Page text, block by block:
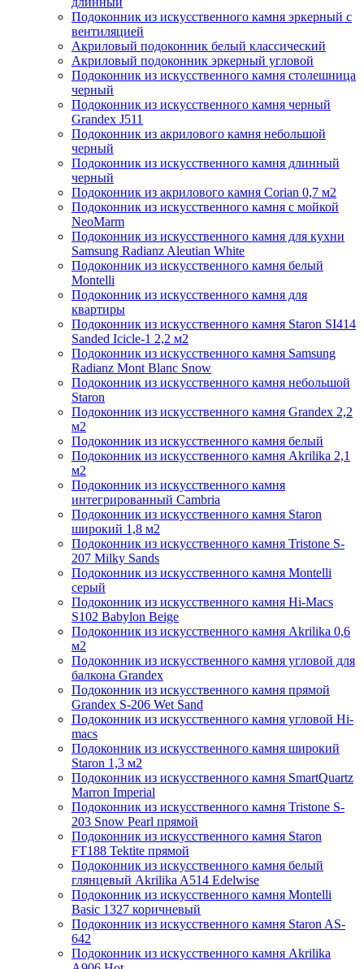
Подоконник из искусственного камня эркерный с
вентиляцией
Акриловый подоконник белый классический
Акриловый подоконник эркерный угловой
Подоконник из искусственного камня столешница
черный
Подоконник из искусственного камня черный
Grandex J511
Подоконник из акрилового камня небольшой
черный
Подоконник из искусственного камня длинный
черный
Подоконник из акрилового камня Corian 0,7 м2
Подоконник из искусственного камня с мойкой
NeoMarm
Подоконник из искусственного камня для кухни
Samsung Radianz Aleutian White
Подоконник из искусственного камня белый
Montelli
Подоконник из искусственного камня для
квартиры
Подоконник из искусственного камня Staron SI414
Sanded Icicle-1 2,2 м2
Подоконник из искусственного камня Samsung
Radianz Mont Blanc Snow
Подоконник из искусственного камня небольшой
Staron
Подоконник из искусственного камня Grandex 2,2
м2
Подоконник из искусственного камня белый
Подоконник из искусственного камня Akrilika 2,1
м2
Подоконник из искусственного камня
интегрированный Cambria
Подоконник из искусственного камня Staron
широкий 1,8 м2
Подоконник из искусственного камня Tristone S-
207 Milky Sands
Подоконник из искусственного камня Montelli
серый
Подоконник из искусственного камня Hi-Macs
S102 Babylon Beige
Подоконник из искусственного камня Akrilika 0,6
м2
Подоконник из искусственного камня угловой для
балкона Grandex
Подоконник из искусственного камня прямой
Grandex S-206 Wet Sand
Подоконник из искусственного камня угловой Hi-
macs
Подоконник из искусственного камня широкий
Staron 1,3 м2
Подоконник из искусственного камня SmartQuartz
Marron Imperial
Подоконник из искусственного камня Tristone S-
203 Snow Pearl прямой
Подоконник из искусственного камня Staron
FT188 Tektite прямой
Подоконник из искусственного камня белый
глянцевый Akrilika A514 Edelwise
Подоконник из искусственного камня Montelli
Basic 1327 коричневый
Подоконник из искусственного камня Staron AS-
642
Подоконник из искусственного камня Akrilika